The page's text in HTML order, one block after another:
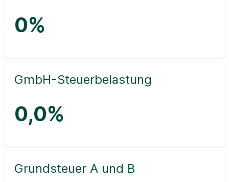
0%
GmbH-Steuerbelastung
0,0%
Grundsteuer A und B